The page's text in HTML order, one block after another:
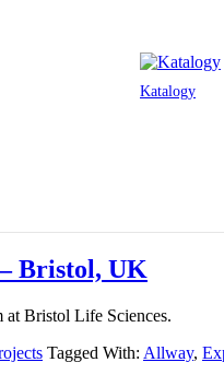
Katalogy
Bristol, UK
at Bristol Life Sciences.
Tagged With: Allway,